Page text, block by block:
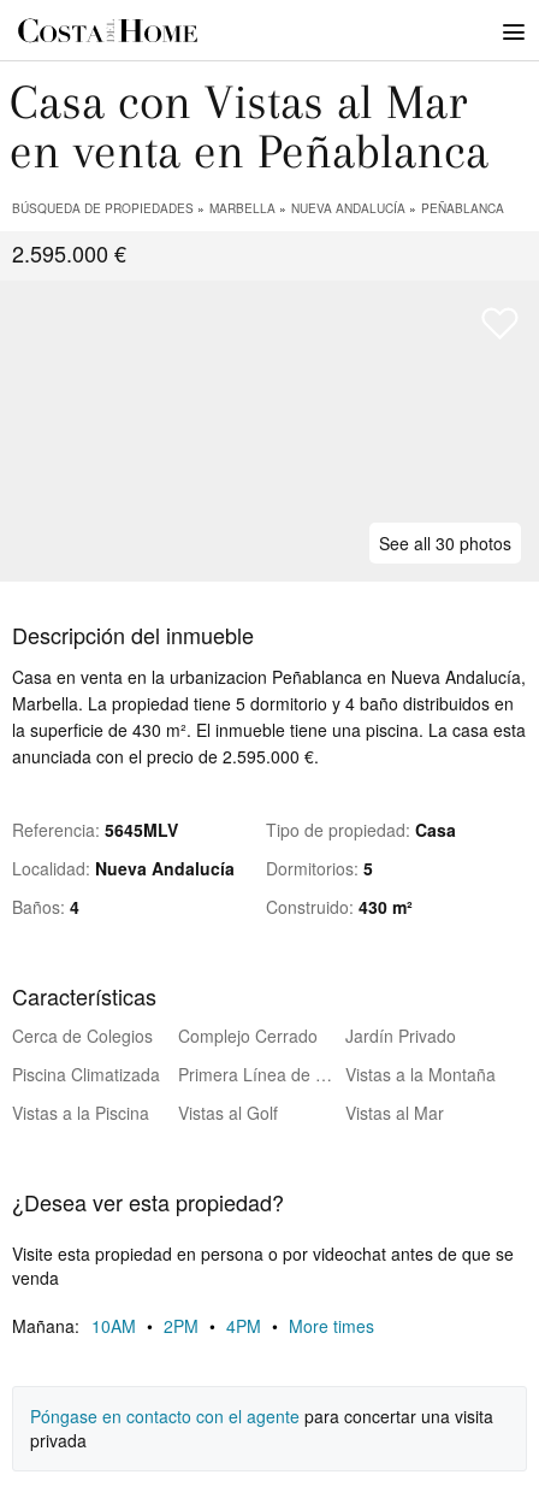
Casa con Vistas al Mar
en venta en Peñablanca
BÚSQUEDA DE PROPIEDADES MARBELLA NUEVA ANDALUCÍA PEÑABLANCA
2.595.000 €
See all 30 photos
Descripción del inmueble
Casa en venta en la urbanizacion Peñablanca en Nueva Andalucía,
Marbella. La propiedad tiene 5 dormitorio y 4 baño distribuidos en
la superficie de 430 m². El inmueble tiene una piscina. La casa esta
anunciada con el precio de 2.595.000 €.
Referencia 5645MLV Tipo de propiedad Casa
Localidad Nueva Andalucía Dormitorios 5
Baños 4 Construido 430 m²
Características
Cerca de Colegios Complejo Cerrado
Jardín Privado
Piscina Climatizada
Primera Línea de Golf Vistas a la Montaña
Vistas a la Piscina
Vistas al Golf Vistas al Mar
¿Desea ver esta propiedad?
Visite esta propiedad en persona o por videochat antes de que se
venda
Mañana: 10AM • 2PM • 4PM • More times
Póngase en contacto con el agente para concertar una visita
privada